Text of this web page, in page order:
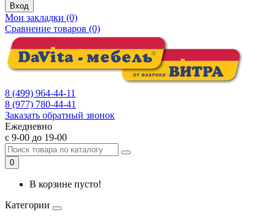
Вход
Мои закладки (0)
Сравнение товаров (0)
8 (499) 964-44-11
8 (977) 780-44-41
Заказать обратный звонок
Ежедневно
с 9-00 до 19-00
0
В корзине пусто!
Категории